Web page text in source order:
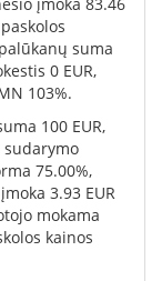
suma
0 EUR,
103%.
100 EUR,
sudarymo
75.00%,
3.93 EUR
mokama
kainos